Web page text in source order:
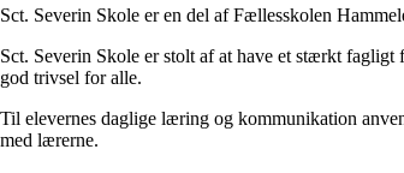
Sct. Severin Skole er en del af Fællesskolen
Sct. Severin Skole er stolt af at have et stærkt
god trivsel for alle.
Til elevernes daglige læring og kommunikation
med lærerne.